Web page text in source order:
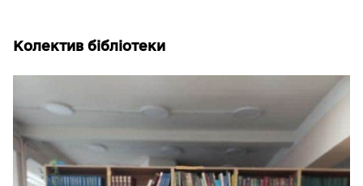
Колектив бібліотеки